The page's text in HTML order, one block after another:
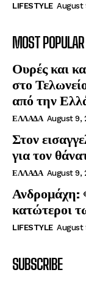
LIFESTYLE August
MOST POPULAR
Ουρές και
στο
από την
ΕΛΛΑΔΑ August 9,
Στον
για τον
ΕΛΛΑΔΑ August 9,
Ανδρομάχη:
κατώτεροι
LIFESTYLE August
SUBSCRIBE